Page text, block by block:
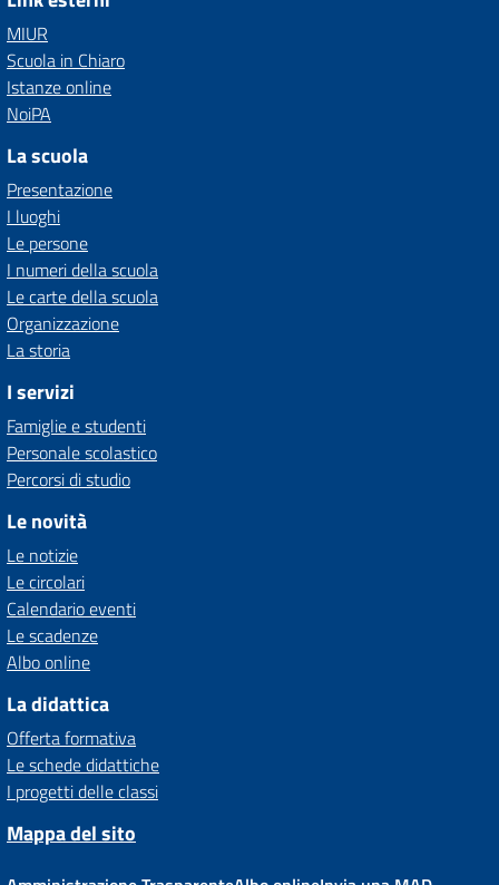
MIUR
Scuola in Chiaro
Istanze online
NoiPA
La scuola
Presentazione
I luoghi
Le persone
I numeri della scuola
Le carte della scuola
Organizzazione
La storia
I servizi
Famiglie e studenti
Personale scolastico
Percorsi di studio
Le novità
Le notizie
Le circolari
Calendario eventi
Le scadenze
Albo online
La didattica
Offerta formativa
Le schede didattiche
I progetti delle classi
Mappa del sito